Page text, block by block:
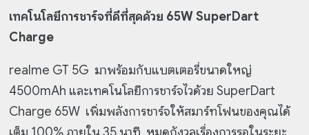
เทคโนโลยีการชาร์จที่ดีที่สุดด้วย 65W SuperDart
Charge
realme GT 5G มาพร้อมกับแบตเตอรี่ขนาดใหญ่
4500mAh และเทคโนโลยีการชาร์จไวด้วย SuperDart
Charge 65W เพิ่มพลังการชาร์จให้สมาร์ทโฟนของคุณได้